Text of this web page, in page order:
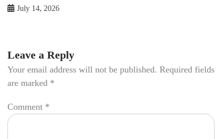
July 14, 2026
Leave a Reply
Your email address will not be published. Required fields
are marked *
Comment *